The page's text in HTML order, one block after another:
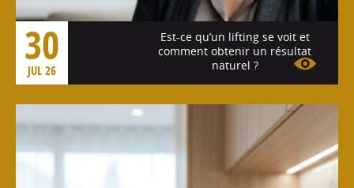
30
JUL 26
Est-ce qu’un lifting se voit et
comment obtenir un résultat
naturel ?
Voir l'article